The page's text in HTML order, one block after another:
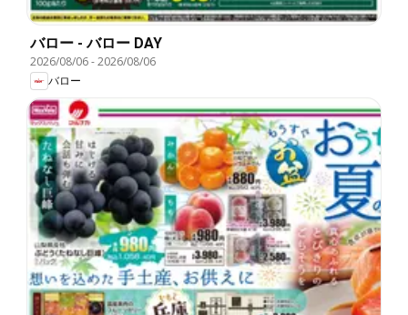
バロー - バロー DAY
2026/08/06-2026/08/06
バロー